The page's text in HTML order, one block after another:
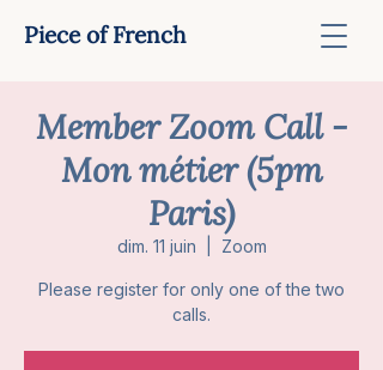
Piece of French
Member Zoom Call -
Mon métier (5pm
Paris)
dim. 11 juin Zoom
Please register for only one of the two
calls.